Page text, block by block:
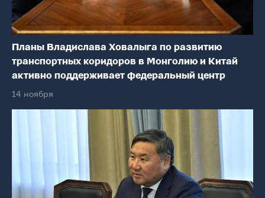
Планы Владислава Ховалыга по развитию
транспортных коридоров в Монголию и Китай
активно поддерживает федеральный центр
14 ноября